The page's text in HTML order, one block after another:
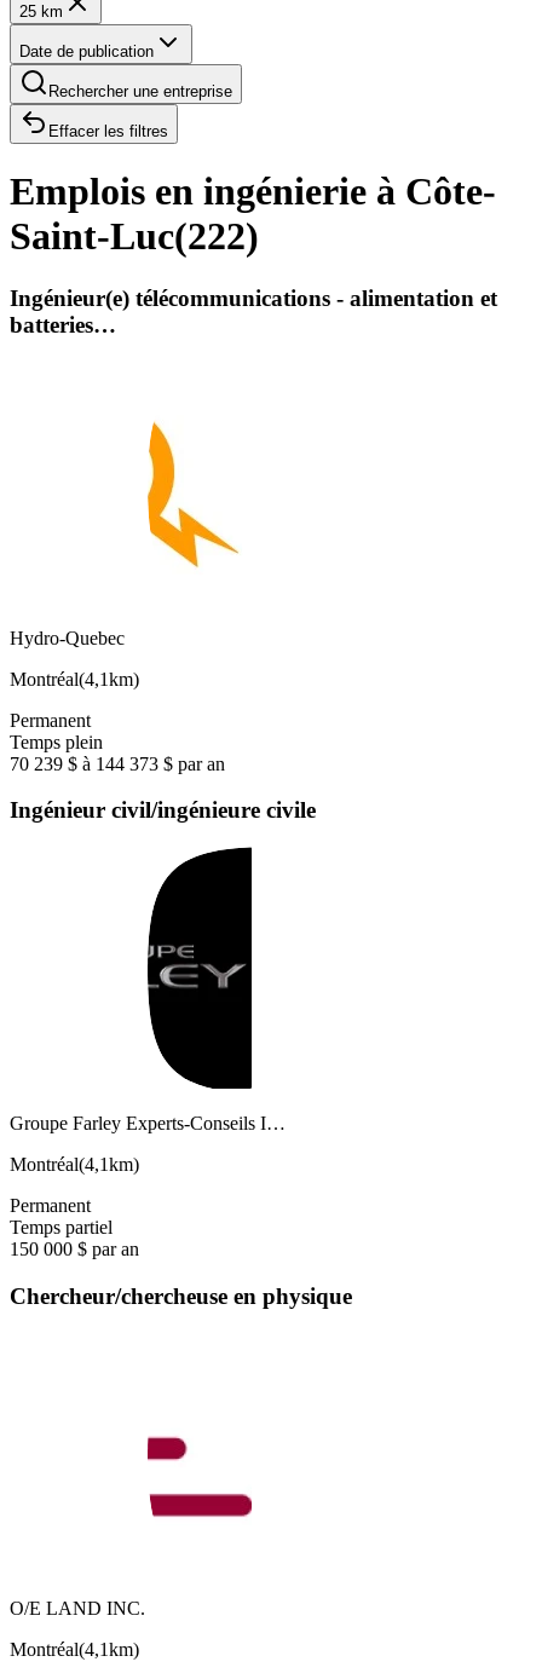
25 km
Date de publication
Rechercher une entreprise
Effacer les filtres
Emplois en ingénierie à Côte-
Saint-Luc(222)
Ingénieur(e) télécommunications - alimentation et
batteries…
Hydro-Quebec
Montréal(4,1km)
Permanent
Temps plein
70 239 $ à 144 373 $ par an
Ingénieur civil/ingénieure civile
Groupe Farley Experts-Conseils I…
Montréal(4,1km)
Permanent
Temps partiel
150 000 $ par an
Chercheur/chercheuse en physique
O/E LAND INC.
Montréal(4,1km)